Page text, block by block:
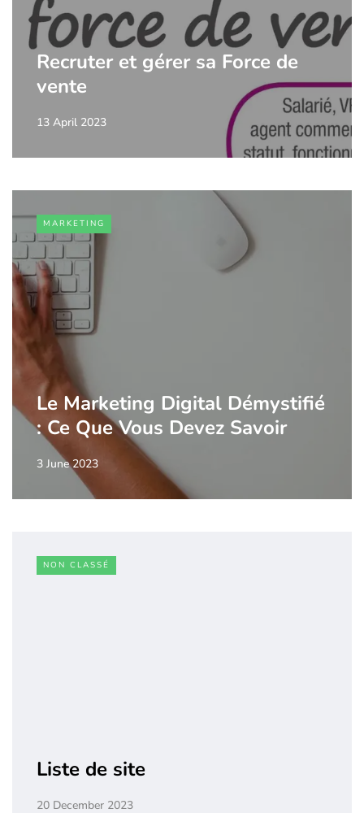
Recruter et gérer sa Force de
vente
13 April 2023
MARKETING
Le Marketing Digital Démystifié
: Ce Que Vous Devez Savoir
3 June 2023
NON CLASSÉ
Liste de site
20 December 2023